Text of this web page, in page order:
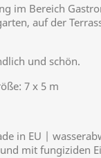
im Bereich
auf der
und schön.
7 x 5 m
in EU |
mit fungiziden